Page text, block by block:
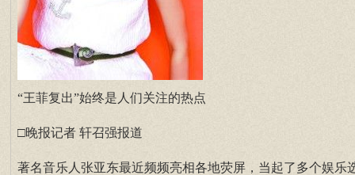
“王菲复出”始终是人们关注的热点
□晚报记者 轩召强报道
著名音乐人张亚东最近频频亮相各地荧屏，当起了多个娱乐